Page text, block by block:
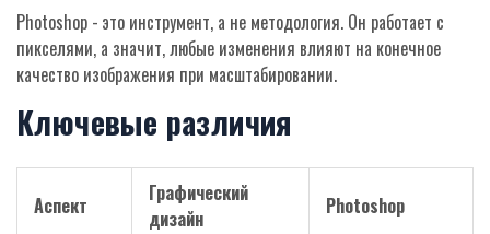
Photoshop - это инструмент, а не методология. Он работает с
пикселями, а значит, любые изменения влияют на конечное
качество изображения при масштабировании.
Ключевые различия
Аспект
Графический
дизайн
Photoshop